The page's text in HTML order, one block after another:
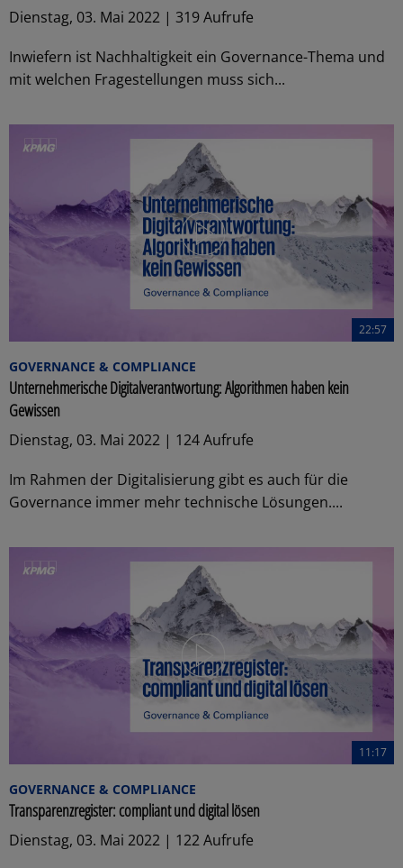
Dienstag, 03. Mai 2022 | 319 Aufrufe
Inwiefern ist Nachhaltigkeit ein Governance-Thema und
mit welchen Fragestellungen muss sich...
22:57
GOVERNANCE & COMPLIANCE
Unternehmerische Digitalverantwortung: Algorithmen haben kein
Gewissen
Dienstag, 03. Mai 2022 | 124 Aufrufe
Im Rahmen der Digitalisierung gibt es auch für die
Governance immer mehr technische Lösungen....
11:17
GOVERNANCE & COMPLIANCE
Transparenzregister: compliant und digital lösen
Dienstag, 03. Mai 2022 | 122 Aufrufe